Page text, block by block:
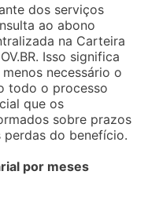
dos serviços
ao abono
na Carteira
Isso significa
necessário o
todo o processo
que os
sobre prazos
do benefício.
por meses